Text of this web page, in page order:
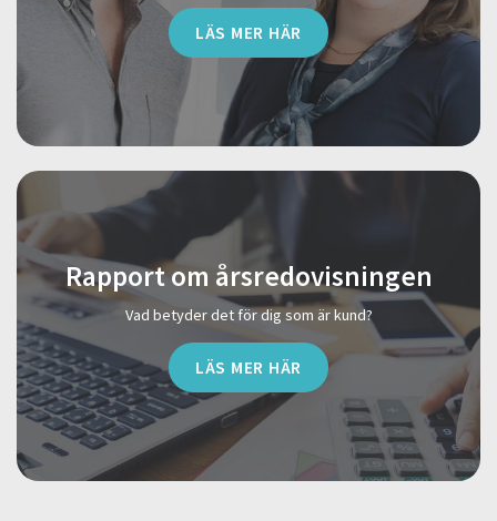
LÄS MER HÄR
Rapport om årsredovisningen
Vad betyder det för dig som är kund?
LÄS MER HÄR